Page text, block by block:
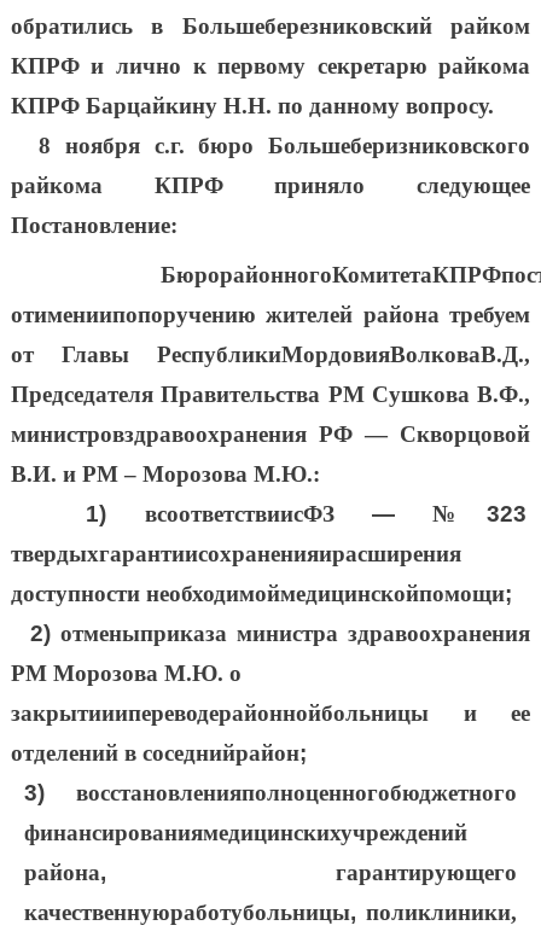
обратились в Большеберезниковский райком
КПРФ и лично к первому секретарю райкома
КПРФ Барцайкину Н.Н. по данному вопросу.
8 ноября с.г. бюро Большеберизниковского
райкома КПРФ приняло следующее
Постановление:
БюрорайонногоКомитетаКПРФ
отимениипопоручению жителей района требуем
от Главы РеспубликиМордовияВолковаВ.Д.,
Председателя Правительства РМ Сушкова В.Ф.,
министровздравоохранения РФ — Скворцовой
В.И. и РМ – Морозова М.Ю.:
1) всоответствиисФЗ—№323
твердыхгарантиисохраненияирасширения
доступности необходимоймедицинскойпомощи;
2)отменыприказа министра здравоохранения
РМ Морозова М.Ю. о
закрытииипереводерайоннойбольницы и ее
отделений в соседнийрайон;
3)восстановленияполноценногобюджетного
финансированиямедицинскихучреждений
района, гарантирующего
качественнуюработубольницы,поликлиники,